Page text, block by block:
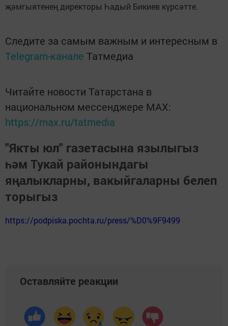
җәмгыятенең директоры Һадый Бикиев күрсәтте.
Следите за самым важным и интересным в
Telegram-канале Татмедиа
Читайте новости Татарстана в
национальном мессенджере MАХ:
https://max.ru/tatmedia
"Якты юл" газетасына язылыгыз
һәм Тукай районындагы
яңалыкларны, вакыйгаларны белеп
торыгыз
https://podpiska.pochta.ru/press/%D0%9F9499
Оставляйте реакции